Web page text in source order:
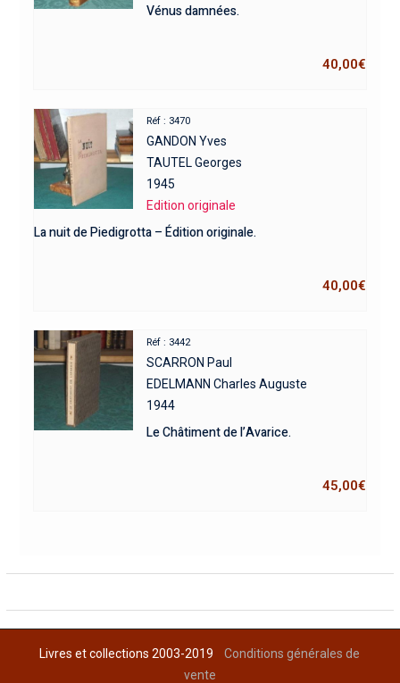
Vénus damnées.
40,00€
Réf : 3470
GANDON Yves
TAUTEL Georges
1945
Edition originale
La nuit de Piedigrotta – Édition originale.
40,00€
Réf : 3442
SCARRON Paul
EDELMANN Charles Auguste
1944
Le Châtiment de l’Avarice.
45,00€
Livres et collections 2003-2019Conditions générales de
vente